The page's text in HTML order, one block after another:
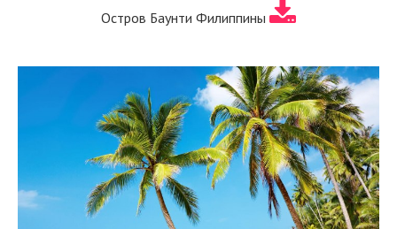
Остров Баунти Филиппины